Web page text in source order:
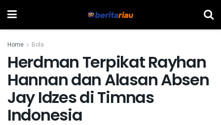
Home Bola
Herdman Terpikat Rayhan
Hannan dan Alasan Absen
Jay Idzes di Timnas
Indonesia